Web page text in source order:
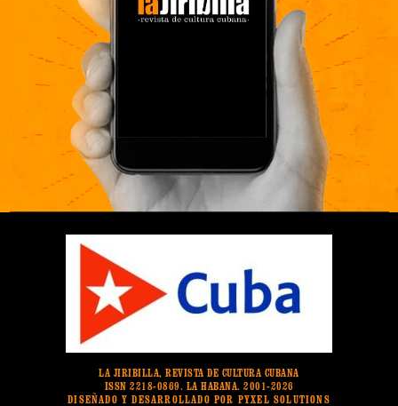
LA JIRIBILLA, REVISTA DE CULTURA CUBANA
ISSN 2218-0869. LA HABANA. 2001-2026
DISEÑADO Y DESARROLLADO POR PYXEL SOLUTIONS